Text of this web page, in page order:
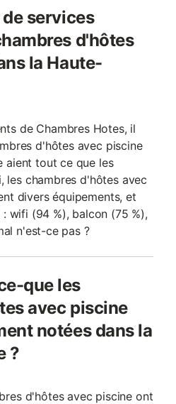
services
d'hôtes
la Haute-
de Chambres Hotes, il
d'hôtes avec piscine
aient tout ce que les
les chambres d'hôtes avec
divers équipements, et
wifi (94 %), balcon (75 %),
n'est-ce pas ?
que les
avec piscine
notées dans la
?
d'hôtes avec piscine ont